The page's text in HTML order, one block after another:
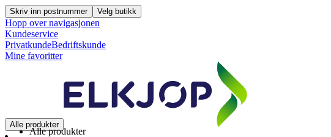
Skriv inn postnummer Velg butikk
Hopp over navigasjonen
Kundeservice
PrivatkundeBedriftskunde
Mine favoritter
Alle produkter
Alle produkter